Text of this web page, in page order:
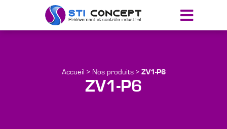
Accueil > Nos produits> ZV1-P6
ZV1-P6